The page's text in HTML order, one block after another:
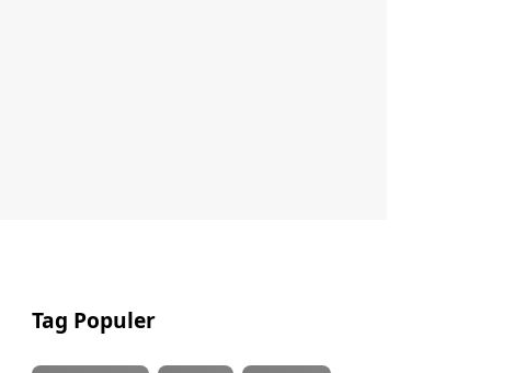
Tag Populer